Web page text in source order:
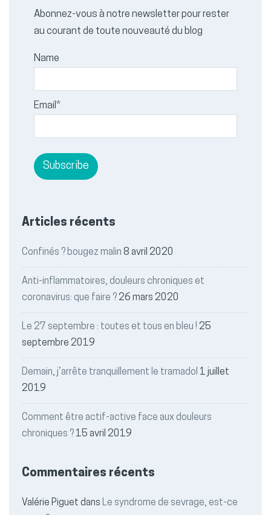
Abonnez-vous à notre newsletter pour rester
au courant de toute nouveauté du blog
Name
Email*
Articles récents
Confinés ? bougez malin 8 avril 2020
Anti-inflammatoires, douleurs chroniques et
coronavirus: que faire ?26 mars 2020
Le 27 septembre : toutes et tous en bleu ! 25
septembre 2019
Demain, j’arrête tranquillement le tramadol 1 juillet
2019
Comment être actif-active face aux douleurs
chroniques ? 15 avril 2019
Commentaires récents
Valérie Piguet dans Le syndrome de sevrage, est-ce